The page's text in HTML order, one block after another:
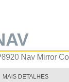
Nav Mirror
MAIS DETALHES